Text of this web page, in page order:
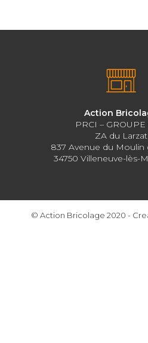
Action
PRCI – GROUPE
ZA du Larzat
837 Avenue du Moulin
34750 Villeneuve-lès-
© Action Bricolage 2020 -